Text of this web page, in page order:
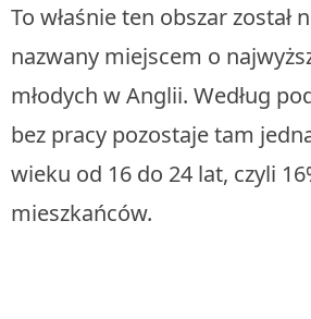
To właśnie ten obszar został
nazwany miejscem o
młodych w Anglii. Według
bez pracy pozostaje tam
wieku od 16 do 24 lat, czyli
mieszkańców.